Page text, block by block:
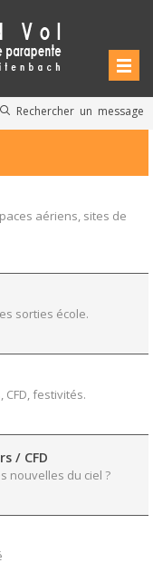
Rechercher un message
aériens, sites de
sorties école.
festivités.
/ CFD
nouvelles du ciel ?